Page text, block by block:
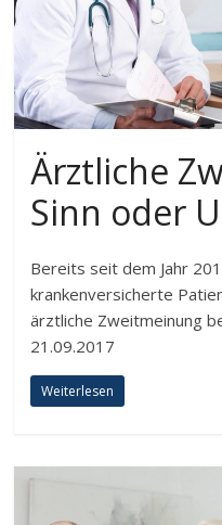
Ärztliche
Sinn oder
Bereits seit dem Jahr
krankenversicherte
ärztliche Zweitmeinung
21.09.2017
Weiterlesen